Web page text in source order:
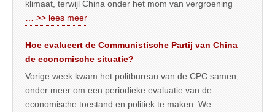
klimaat, terwijl China onder het mom van vergroening
… >> lees meer
Hoe evalueert de Communistische Partij van China
de economische situatie?
Vorige week kwam het politbureau van de CPC samen,
onder meer om een periodieke evaluatie van de
economische toestand en politiek te maken. We